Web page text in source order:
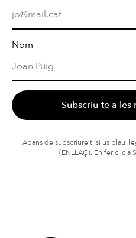
Nom
Subscriu-te a les
Abans de subscriure’t, si us plau
(ENLLAÇ). En fer clic a